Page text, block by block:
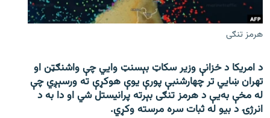
هرمز تنګی
د امریکا د خزانې وزیر سکاټ بېسنټ وایي چې واشنګټن او
تهران ښايي تر چهارشنبې پورې یوې هوکړې ته ورسېږي چې
له مخې به‌یې د هرمز تنګی بېرته پرانیستل شي او دا به د
انرژۍ د بیو له ثبات سره مرسته وکړي.